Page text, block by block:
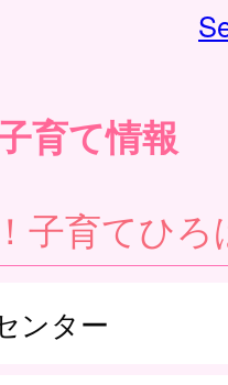
育て情報
子育てひろ
ンター